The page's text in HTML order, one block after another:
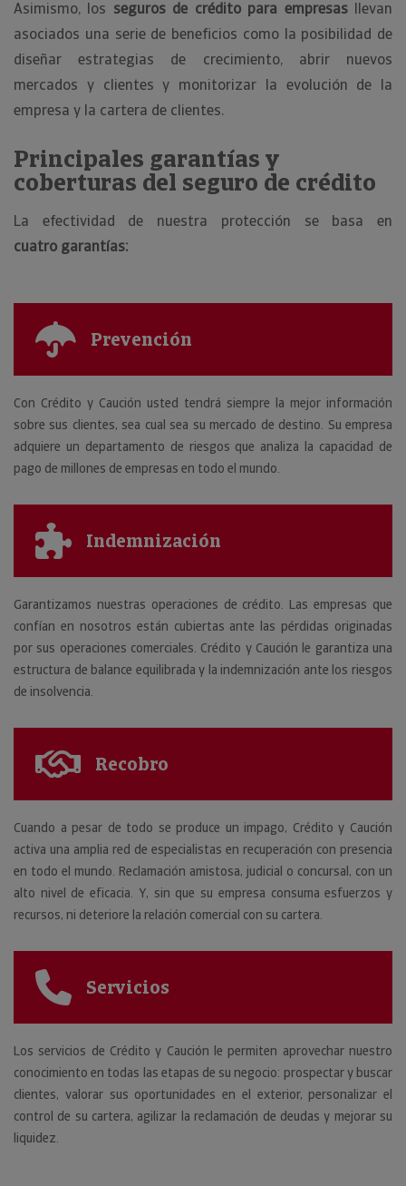
Asimismo, los seguros de crédito para empresasllevan
asociados una serie de beneficios como la posibilidad de
diseñar estrategias de crecimiento, abrir nuevos
mercados y clientes y monitorizar la evolución de la
empresa y la cartera de clientes.
Principales garantías y
coberturas del seguro de crédito
La efectividad de nuestra protección se basa en
cuatro garantías:
Prevención
Con Crédito y Caución usted tendrá siempre la mejor información
sobre sus clientes, sea cual sea su mercado de destino. Su empresa
adquiere un departamento de riesgos que analiza la capacidad de
pago de millones de empresas en todo el mundo.
Indemnización
Garantizamos nuestras operaciones de crédito. Las empresas que
confían en nosotros están cubiertas ante las pérdidas originadas
por sus operaciones comerciales. Crédito y Caución le garantiza una
estructura de balance equilibrada y la indemnización ante los riesgos
de insolvencia.
Recobro
Cuando a pesar de todo se produce un impago, Crédito y Caución
activa una amplia red de especialistas en recuperación con presencia
en todo el mundo. Reclamación amistosa, judicial o concursal, con un
alto nivel de eficacia. Y, sin que su empresa consuma esfuerzos y
recursos, ni deteriore la relación comercial con su cartera.
Servicios
Los servicios de Crédito y Caución le permiten aprovechar nuestro
conocimiento en todas las etapas de su negocio: prospectar y buscar
clientes, valorar sus oportunidades en el exterior, personalizar el
control de su cartera, agilizar la reclamación de deudas y mejorar su
liquidez.